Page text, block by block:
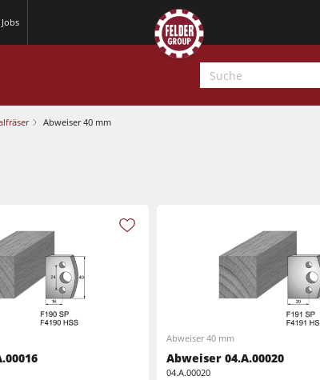
Jobs
Hobelmaschinen
Kreissäge-Fräsmaschinen
CNC-Bearbeitungszentren
Abweiser 40 mm
Abweiser 40 mm
Abweiser 04.A.00020
04.A.00020